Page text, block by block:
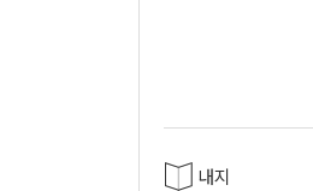
내지